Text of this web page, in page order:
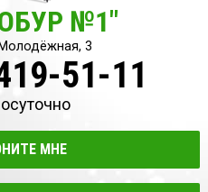
№1"
Молодёжная, 3
51-11
МНЕ